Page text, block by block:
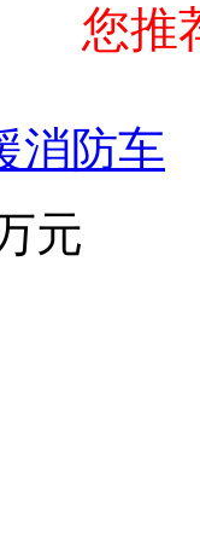
您推
消防车
元